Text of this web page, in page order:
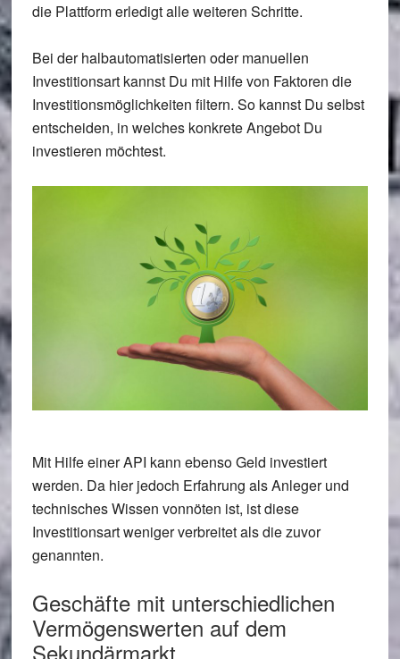
die Plattform erledigt alle weiteren Schritte.
Bei der halbautomatisierten oder manuellen
Investitionsart kannst Du mit Hilfe von Faktoren die
Investitionsmöglichkeiten filtern. So kannst Du selbst
entscheiden, in welches konkrete Angebot Du
investieren möchtest.
Mit Hilfe einer API kann ebenso Geld investiert
werden. Da hier jedoch Erfahrung als Anleger und
technisches Wissen vonnöten ist, ist diese
Investitionsart weniger verbreitet als die zuvor
genannten.
Geschäfte mit unterschiedlichen
Vermögenswerten auf dem
Sekundärmarkt